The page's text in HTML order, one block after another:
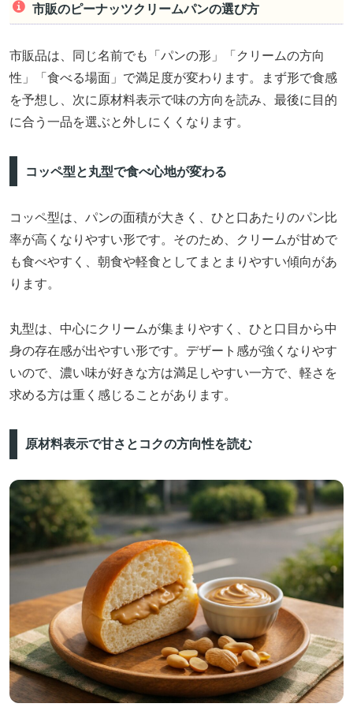
市販のピーナッツクリームパンの選び方
市販品は、同じ名前でも「パンの形」「クリームの方向
性」「食べる場面」で満足度が変わります。まず形で食感
を予想し、次に原材料表示で味の方向を読み、最後に目的
に合う一品を選ぶと外しにくくなります。
コッペ型と丸型で食べ心地が変わる
コッペ型は、パンの面積が大きく、ひと口あたりのパン比
率が高くなりやすい形です。そのため、クリームが甘めで
も食べやすく、朝食や軽食としてまとまりやすい傾向があ
ります。
丸型は、中心にクリームが集まりやすく、ひと口目から中
身の存在感が出やすい形です。デザート感が強くなりやす
いので、濃い味が好きな方は満足しやすい一方で、軽さを
求める方は重く感じることがあります。
原材料表示で甘さとコクの方向性を読む